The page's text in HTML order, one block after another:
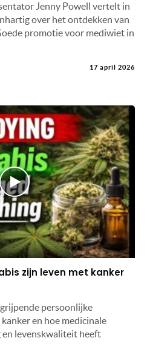
Jenny Powell vertelt in
over het ontdekken van
promotie voor mediwiet in
17 april 2026
zijn leven met kanker
persoonlijke
en hoe medicinale
en levenskwaliteit heeft